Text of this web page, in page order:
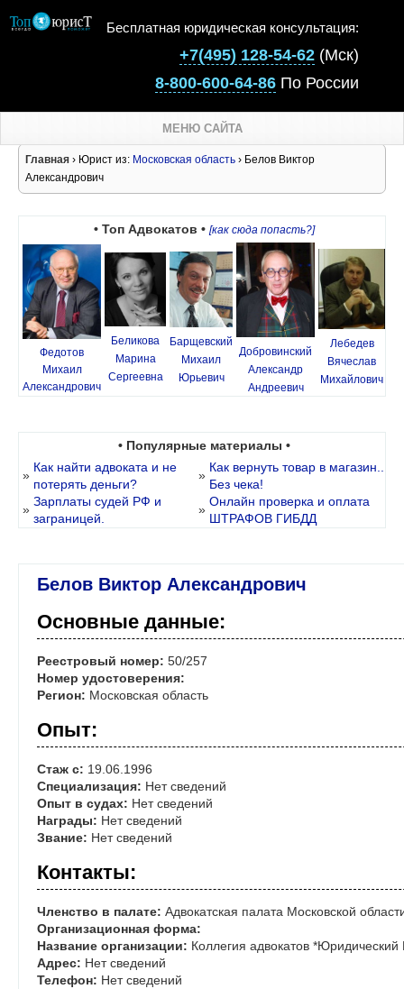
Бесплатная юридическая консультация:
+7(495) 128-54-62 (Мск)
8-800-600-64-86 По России
МЕНЮ САЙТА
Главная › Юрист из: Московская область › Белов Виктор
Александрович
• Топ Адвокатов • [как сюда попасть?]
Федотов
Михаил
Александрович
Беликова
Марина
Сергеевна
Барщевский
Михаил
Юрьевич
Добровинский
Александр
Андреевич
Лебедев
Вячеслав
Михайлович
• Популярные материалы •
»
Как найти адвоката и не
потерять деньги?
»
Как вернуть товар в магазин..
Без чека!
»
Зарплаты судей РФ и
заграницей.
»
Онлайн проверка и оплата
ШТРАФОВ ГИБДД
Белов Виктор Александрович
Основные данные:
Реестровый номер: 50/257
Номер удостоверения:
Регион: Московская область
Опыт:
Стаж с: 19.06.1996
Специализация: Нет сведений
Опыт в судах: Нет сведений
Награды: Нет сведений
Звание: Нет сведений
Контакты:
Членство в палате: Адвокатская палата Московской
Организационная форма:
Название организации: Коллегия адвокатов
Адрес: Нет сведений
Телефон: Нет сведений